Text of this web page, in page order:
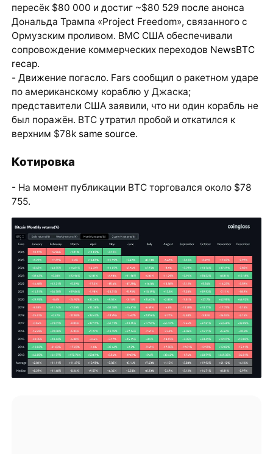
пересёк $80 000 и достиг ~$80 529 после анонса
Дональда Трампа «Project Freedom», связанного с
Ормузским проливом. ВМС США обеспечивали
сопровождение коммерческих переходов NewsBTC
recap.
- Движение погасло. Fars сообщил о ракетном ударе
по американскому кораблю у Джаска;
представители США заявили, что ни один корабль не
был поражён. BTC утратил пробой и откатился к
верхним $78k same source.
Котировка
- На момент публикации BTC торговался около $78
755.